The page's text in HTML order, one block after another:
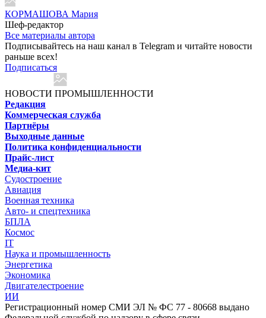
КОРМАШОВА Мария
Шеф-редактор
Все материалы автора
Подписывайтесь на наш канал в Telegram и читайте новости
раньше всех!
Подписаться
НОВОСТИ ПРОМЫШЛЕННОСТИ
Редакция
Коммерческая служба
Партнёры
Выходные данные
Политика конфиденциальности
Прайс-лист
Медиа-кит
Судостроение
Авиация
Военная техника
Авто- и спецтехника
БПЛА
Космос
IT
Наука и промышленность
Энергетика
Экономика
Двигателестроение
ИИ
Регистрационный номер СМИ ЭЛ № ФС 77 - 80668 выдано